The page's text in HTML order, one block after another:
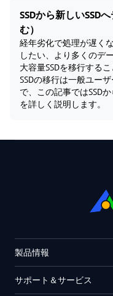
SSDから新しいSSD
む）
経年劣化で処理が遅く
したい、より多くのデ
大容量SSDを移行する
SSDの移行は一般ユー
で、この記事ではSSD
を詳しく説明します。
製品情報
サポート＆サービス